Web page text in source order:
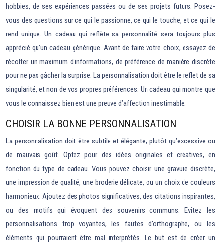
hobbies, de ses expériences passées ou de ses projets futurs. Posez-
vous des questions sur ce qui le passionne, ce qui le touche, et ce qui le
rend unique. Un cadeau qui reflète sa personnalité sera toujours plus
apprécié qu’un cadeau générique. Avant de faire votre choix, essayez de
récolter un maximum d’informations, de préférence de manière discrète
pour ne pas gâcher la surprise. La personnalisation doit être le reflet de sa
singularité, et non de vos propres préférences. Un cadeau qui montre que
vous le connaissez bien est une preuve d’affection inestimable.
CHOISIR LA BONNE PERSONNALISATION
La personnalisation doit être subtile et élégante, plutôt qu’excessive ou
de mauvais goût. Optez pour des idées originales et créatives, en
fonction du type de cadeau. Vous pouvez choisir une gravure discrète,
une impression de qualité, une broderie délicate, ou un choix de couleurs
harmonieux. Ajoutez des photos significatives, des citations inspirantes,
ou des motifs qui évoquent des souvenirs communs. Evitez les
personnalisations trop voyantes, les fautes d’orthographe, ou les
éléments qui pourraient être mal interprétés. Le but est de créer un